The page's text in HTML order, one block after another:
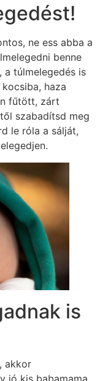
ne ess abba a
benne
a túlmelegedés is
haza
fűtött, zárt
szabadítsd meg
le róla a sálját,
is
akkor